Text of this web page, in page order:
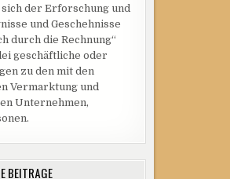
der Erforschung und
und Geschehnisse
durch die Rechnung“
geschäftliche oder
zu den mit den
Vermarktung und
Unternehmen,
BEITRÄGE